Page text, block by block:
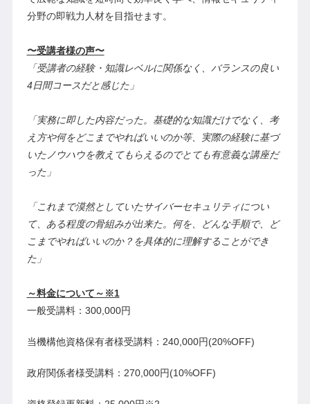
分野の即戦力人材を目指せます。
〜受講者様の声〜
「受講者の経験・知識レベルに関係なく、バランスの良い
4日間コースだと感じた」
「実務に即した内容だった。基礎的な知識だけでなく、考
え方や何をどこまでやればいいのか等、実際の経験に基づ
いたノウハウを教えてもらえるのでとても有意義な講座だ
った」
「これまで漠然としていたサイバーセキュリティについ
て、ある程度の骨組みが出来た。何を、どんな手順で、ど
こまでやればいいのか？を具体的に理解することができ
た」
～料金について～※1
一般受講料：300,000円
当機構他資格保有者様受講料：240,000円(20%OFF)
政府関係者様受講料：270,000円(10%OFF)